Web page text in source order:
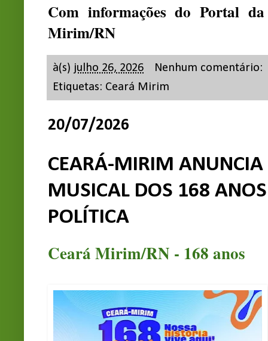
Com informações do Portal
Mirim/RN
à(s) julho 26, 2026
Nenhum comentário:
Etiquetas: Ceará Mirim
20/07/2026
CEARÁ-MIRIM
MUSICAL DOS 168
POLÍTICA
Ceará Mirim/RN - 168 anos